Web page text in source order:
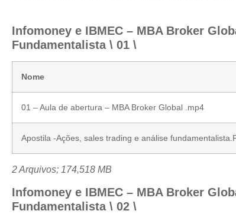
Infomoney e IBMEC – MBA Broker
Fundamentalista \ 01 \
Nome
01 – Aula de abertura – MBA Broker Global .mp4
Apostila -Ações, sales trading e análise
2 Arquivos; 174,518 MB
Infomoney e IBMEC – MBA Broker
Fundamentalista \ 02 \